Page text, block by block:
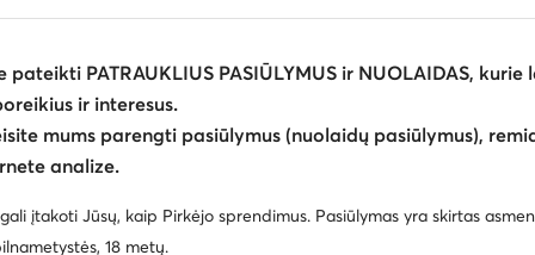
Geox Šlepetės moterims Rieker Šlepetės berniukams
Crocs Šlepetės ir šlepetės per pirštą vyrams KARL
- Spalva: Juoda
Šlepetės moterims Birkenstock
Plokščiapadės basutės moterims Rieker
Reebok
pateikti PATRAUKLIUS PASIŪLYMUS ir NUOLAIDAS, kurie
ir interesus.
mums parengti pasiūlymus (nuolaidų pasiūlymus),
analize.
įtakoti Jūsų, kaip Pirkėjo sprendimus. Pasiūlymas yra skirtas
18 metų.